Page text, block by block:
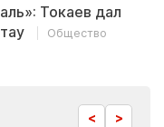
Токаев дал
Общество
< >